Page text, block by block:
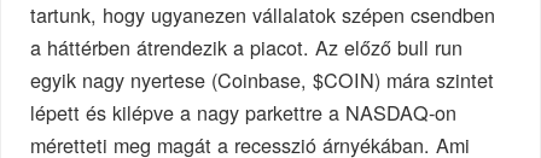
tartunk, hogy ugyanezen vállalatok szépen csendben
a háttérben átrendezik a piacot. Az előző bull run
egyik nagy nyertese (Coinbase, $COIN) mára szintet
lépett és kilépve a nagy parkettre a NASDAQ-on
méretteti meg magát a recesszió árnyékában. Ami